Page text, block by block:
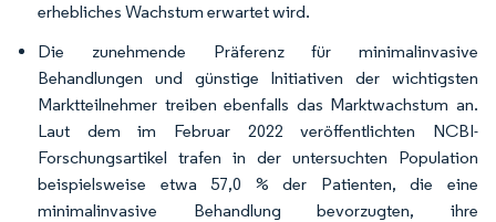
erhebliches Wachstum erwartet wird.
Die zunehmende Präferenz für minimalinvasive
Behandlungen und günstige Initiativen der wichtigsten
Marktteilnehmer treiben ebenfalls das Marktwachstum an.
Laut dem im Februar 2022 veröffentlichten NCBI-
Forschungsartikel trafen in der untersuchten Population
beispielsweise etwa 57,0 % der Patienten, die eine
minimalinvasive Behandlung bevorzugten, ihre